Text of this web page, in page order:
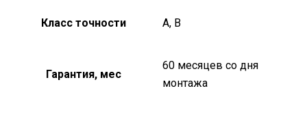
Класс точности А, В
Гарантия, мес
60 месяцев со дня
монтажа